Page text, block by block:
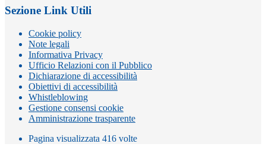
Sezione Link Utili
Cookie policy
Note legali
Informativa Privacy
Ufficio Relazioni con il Pubblico
Dichiarazione di accessibilità
Obiettivi di accessibilità
Whistleblowing
Gestione consensi cookie
Amministrazione trasparente
Pagina visualizzata 416 volte